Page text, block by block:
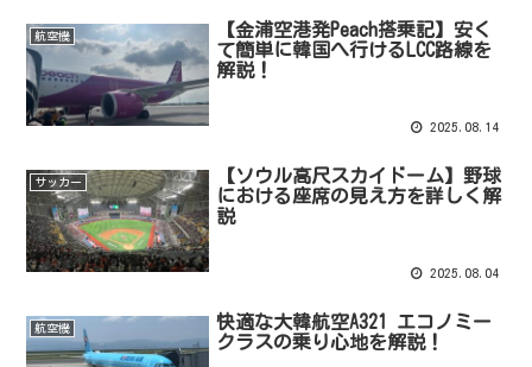
航空機
【金浦空港発Peach搭乗記】安く
て簡単に韓国へ行けるLCC路線を
解説！
2025.08.14
サッカー
【ソウル高尺スカイドーム】野球
における座席の見え方を詳しく解
説
2025.08.04
航空機
快適な大韓航空A321 エコノミー
クラスの乗り心地を解説！